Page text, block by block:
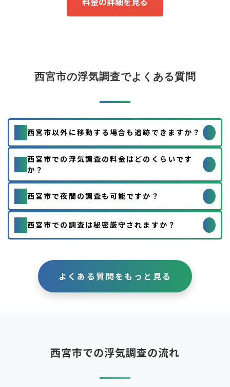
西宮市の浮気調査でよくある質問
西宮市以外に移動する場合も追跡できますか？ +
西宮市での浮気調査の料金はどのくらいです
か？
+
西宮市で夜間の調査も可能ですか？ +
西宮市での調査は秘密厳守されますか？ +
よくある質問をもっと見る
西宮市での浮気調査の流れ